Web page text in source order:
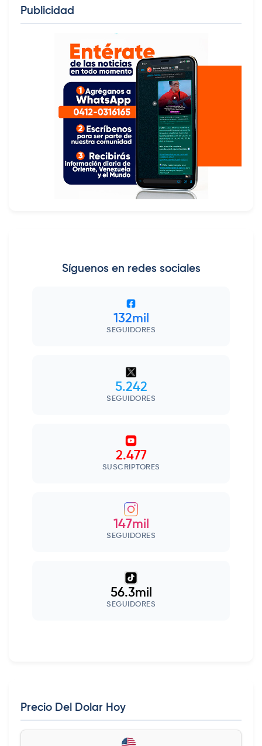
Publicidad
Síguenos en redes sociales
132mil
SEGUIDORES
5.242
SEGUIDORES
2.477
SUSCRIPTORES
147mil
SEGUIDORES
56.3mil
SEGUIDORES
Precio Del Dolar Hoy